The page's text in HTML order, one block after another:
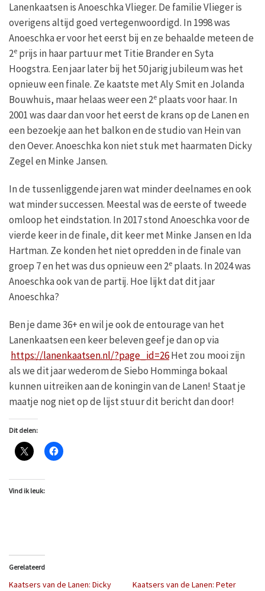
Lanenkaatsen is Anoeschka Vlieger. De familie Vlieger is
overigens altijd goed vertegenwoordigd. In 1998 was
Anoeschka er voor het eerst bij en ze behaalde meteen de
2e prijs in haar partuur met Titie Brander en Syta
Hoogstra. Een jaar later bij het 50 jarig jubileum was het
opnieuw een finale. Ze kaatste met Aly Smit en Jolanda
Bouwhuis, maar helaas weer een 2e plaats voor haar. In
2001 was daar dan voor het eerst de krans op de Lanen en
een bezoekje aan het balkon en de studio van Hein van
den Oever. Anoeschka kon niet stuk met haarmaten Dicky
Zegel en Minke Jansen.
In de tussenliggende jaren wat minder deelnames en ook
wat minder successen. Meestal was de eerste of tweede
omloop het eindstation. In 2017 stond Anoeschka voor de
vierde keer in de finale, dit keer met Minke Jansen en Ida
Hartman. Ze konden het niet opredden in de finale van
groep 7 en het was dus opnieuw een 2e plaats. In 2024 was
Anoeschka ook van de partij. Hoe lijkt dat dit jaar
Anoeschka?
Ben je dame 36+ en wil je ook de entourage van het
Lanenkaatsen een keer beleven geef je dan op via
https://lanenkaatsen.nl/?page_id=26Het zou mooi zijn
als we dit jaar wederom de Siebo Homminga bokaal
kunnen uitreiken aan de koningin van de Lanen! Staat je
maatje nog niet op de lijst stuur dit bericht dan door!
Dit delen:
Vind ik leuk:
Gerelateerd
Kaatsers van de Lanen: Dicky Kaatsers van de Lanen: Peter